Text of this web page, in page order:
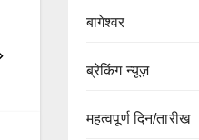
बागेश्वर
ब्रेकिंग न्यूज़
महत्वपूर्ण दिन/तारीख